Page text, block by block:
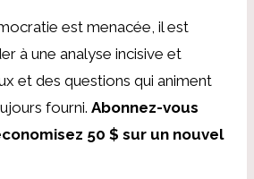
est menacée, il est
à une analyse incisive et
et des questions qui animent
fourni. Abonnez-vous
50 $ sur un nouvel